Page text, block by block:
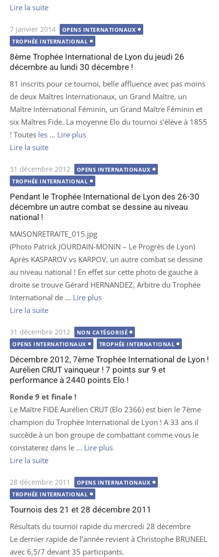
Lire la suite
Publié
le
7 janvier 2014
OPENS INTERNATIONAUX
TROPHÉE INTERNATIONAL
8ème Trophée International de Lyon du jeudi 26
décembre au lundi 30 décembre !
81 inscrits pour ce tournoi, belle affluence avec pas moins
de deux Maîtres Internationaux, un Grand Maître, un
Maître International Féminin, un Grand Maître Féminin et
six Maîtres Fide. La moyenne Elo du tournoi s’élève à 1855
! Toutes les … Lire plus
Lire la suite
Publié
le
31 décembre 2012
OPENS INTERNATIONAUX
TROPHÉE INTERNATIONAL
Pendant le Trophée International de Lyon des 26-30
décembre un autre combat se dessine au niveau
national !
MAISONRETRAITE_015.jpg
(Photo Patrick JOURDAIN-MONIN – Le Progrès de Lyon)
Après KASPAROV vs KARPOV, un autre combat se dessine
au niveau national ! En effet sur cette photo de gauche à
droite se trouve Gérard HERNANDEZ, Arbitre du Trophée
International de … Lire plus
Lire la suite
Publié
le
31 décembre 2012
NON CATÉGORISÉ
OPENS INTERNATIONAUX
TROPHÉE INTERNATIONAL
Décembre 2012, 7ème Trophée International de Lyon !
Aurélien CRUT vainqueur ! 7 points sur 9 et
performance à 2440 points Elo !
Ronde 9 et finale !
Le Maître FIDE Aurélien CRUT (Elo 2366) est bien le 7ème
champion du Trophée International de Lyon ! A 33 ans il
succède à un bon groupe de combattant comme vous le
constaterez dans le … Lire plus
Lire la suite
Publié
le
28 décembre 2011
OPENS INTERNATIONAUX
TROPHÉE INTERNATIONAL
Tournois des 21 et 28 décembre 2011
Résultats du tournoi rapide du mercredi 28 décembre
Le dernier rapide de l’année revient à Christophe BRUNEEL
avec 6,5/7 devant 35 participants.